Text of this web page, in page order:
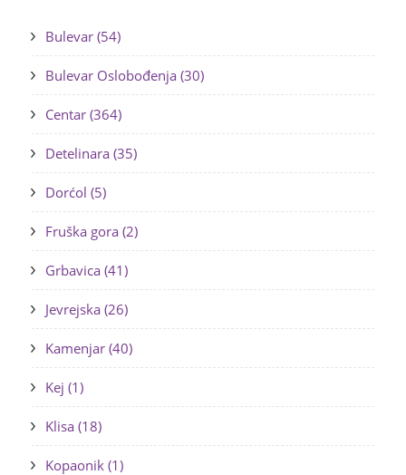
Bulevar (54)
Bulevar Oslobođenja (30)
Centar (364)
Detelinara (35)
Dorćol (5)
Fruška gora (2)
Grbavica (41)
Jevrejska (26)
Kamenjar (40)
Kej (1)
Klisa (18)
Kopaonik (1)